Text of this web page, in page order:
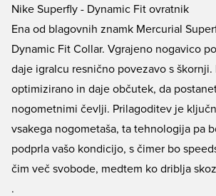
Nike Superfly - Dynamic Fit ovratnik
Ena od blagovnih znamk Mercurial
Dynamic Fit Collar. Vgrajeno nogavico
daje igralcu resnično povezavo s škornji.
optimizirano in daje občutek, da
nogometnimi čevlji. Prilagoditev je
vsakega nogometaša, ta tehnologija pa
podprla vašo kondicijo, s čimer bo
čim več svobode, medtem ko driblja
.